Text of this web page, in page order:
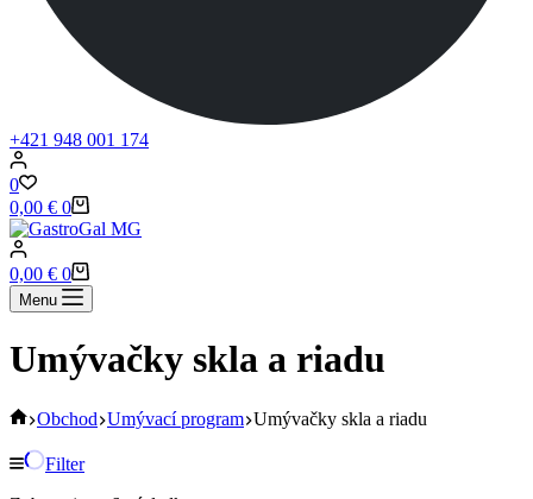
+421 948 001 174
0
Shopping
cart
0,00 € 0
Shopping
cart
0,00 € 0
Menu
Umývačky skla a riadu
Home
Obchod Umývací program Umývačky skla a riadu
Filter